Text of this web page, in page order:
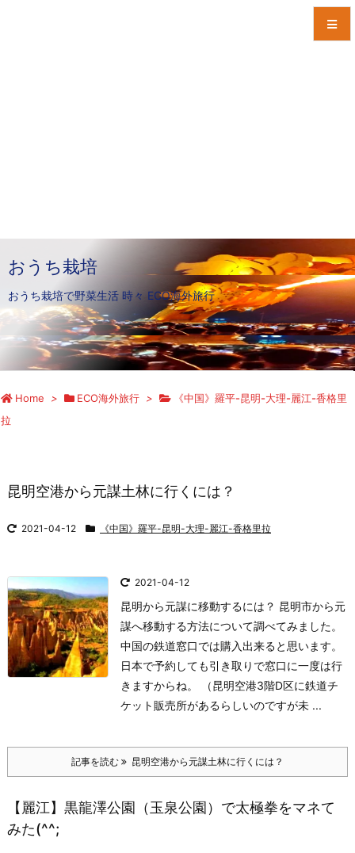
おうち栽培
おうち栽培で野菜生活 時々 ECO海外旅行
検索
Home > ECO海外旅行 >
《中国》羅平-昆明-大理-麗江-香格里
拉
昆明空港から元謀土林に行くには？
2021-04-12 《中国》羅平-昆明-大理-麗江-香格里拉
2021-04-12
昆明から元謀に移動するには？ 昆明市から元
謀へ移動する方法について調べてみました。
中国の鉄道窓口では購入出来ると思います。
日本で予約しても引き取りで窓口に一度は行
きますからね。 （昆明空港3階D区に鉄道チ
ケット販売所があるらしいのですが未 ...
記事を読む 昆明空港から元謀土林に行くには？
【麗江】黒龍澤公園（玉泉公園）で太極拳をマネて
みた(^^;